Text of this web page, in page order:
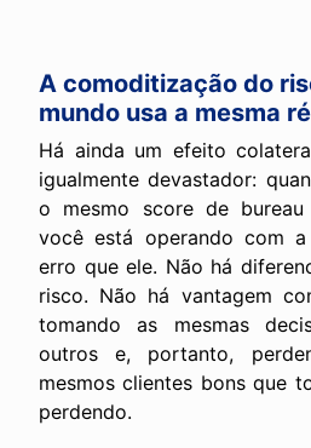
A comoditização do
mundo usa a mesma
Há ainda um efeito
igualmente devastador:
o mesmo score de
você está operando com
erro que ele. Não há
risco. Não há vantagem
tomando as mesmas
outros e, portanto,
mesmos clientes bons que
perdendo.